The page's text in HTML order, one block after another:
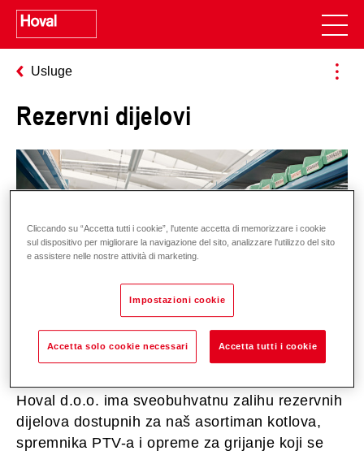
Usluge
Rezervni dijelovi
Hoval d.o.o. ima sveobuhvatnu zalihu rezervnih
dijelova dostupnih za naš asortiman kotlova,
spremnika PTV-a i opreme za grijanje koji se
Cliccando su “Accetta tutti i cookie”, l'utente accetta di memorizzare i cookie
sul dispositivo per migliorare la navigazione del sito, analizzare l'utilizzo del sito
e assistere nelle nostre attività di marketing.
Impostazioni cookie
Accetta solo cookie necessari Accetta tutti i cookie